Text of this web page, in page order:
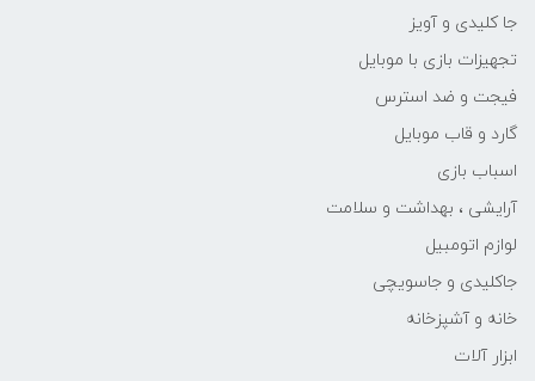
جا کلیدی و آویز
تجهیزات بازی با موبایل
فیجت و ضد استرس
گارد و قاب موبایل
اسباب بازی
آرایشی ، بهداشت و سلامت
لوازم اتومبیل
جاکلیدی و جاسویچی
خانه و آشپزخانه
ابزار آلات